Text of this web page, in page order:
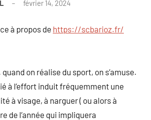
février 14, 2024
à propos de https://scbarioz.fr/
on réalise du sport, on s’amuse.
à l’effort induit fréquemment une
à visage, à narguer ( ou alors à
de l’année qui impliquera